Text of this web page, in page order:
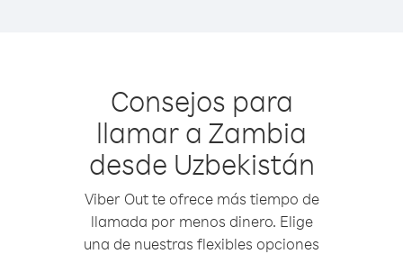
Consejos para
llamar a Zambia
desde Uzbekistán
Viber Out te ofrece más tiempo de
llamada por menos dinero. Elige
una de nuestras flexibles opciones